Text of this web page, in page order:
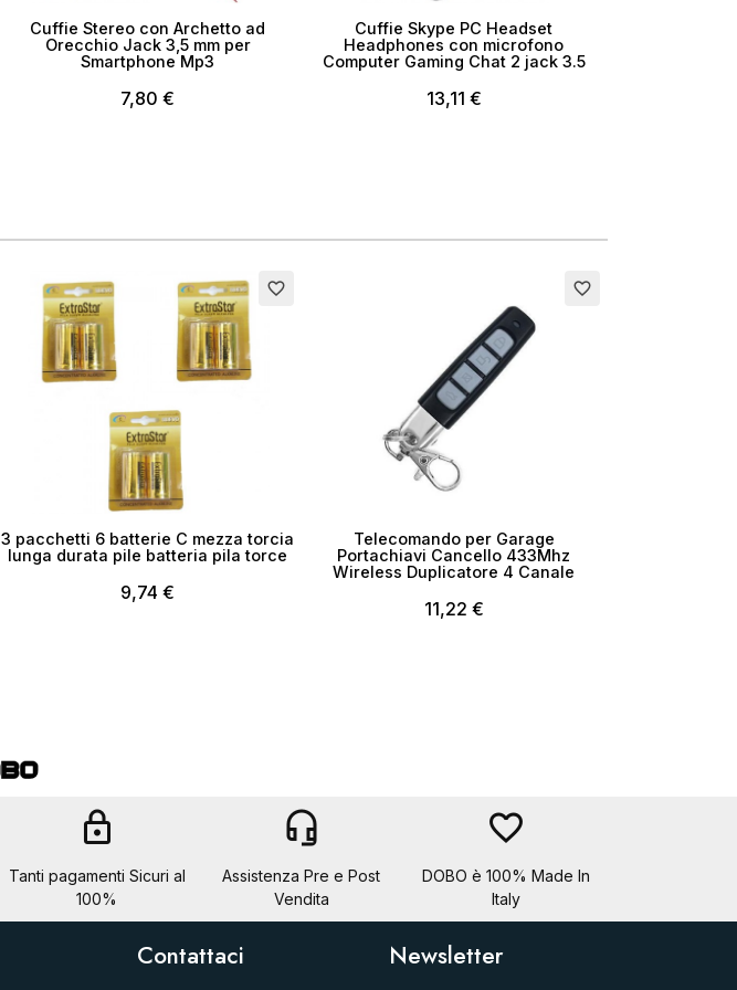
Cuffie Stereo con Archetto ad
Orecchio Jack 3,5 mm per
Smartphone Mp3
7,80 €
Cuffie Skype PC Headset
Headphones con microfono
Computer Gaming Chat 2 jack 3.5
13,11 €
favorite_border
3 pacchetti 6 batterie C mezza torcia
lunga durata pile batteria pila torce
9,74 €
favorite_border
Telecomando per Garage
Portachiavi Cancello 433Mhz
Wireless Duplicatore 4 Canale
11,22 €
lock
Tanti pagamenti Sicuri al
100%
headset_mic
Assistenza Pre e Post
Vendita
favorite_border
DOBO è 100% Made In
Italy
Contattaci Newsletter